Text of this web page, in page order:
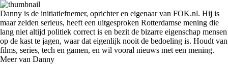
Danny is de initiatiefnemer, oprichter en eigenaar van FOK.nl. Hij is
maar zelden serieus, heeft een uitgesproken Rotterdamse mening die
lang niet altijd politiek correct is en bezit de bizarre eigenschap mensen
op de kast te jagen, waar dat eigenlijk nooit de bedoeling is. Houdt van
films, series, tech en gamen, en wil vooral nieuws met een mening.
Meer van Danny